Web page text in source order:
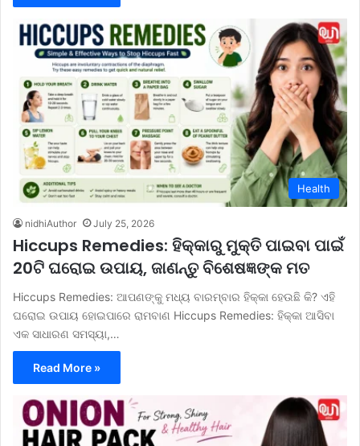
Health
nidhiAuthor July 25, 2026
Hiccups Remedies: ହିକ୍କାରୁ ମୁକ୍ତି ପାଇବା ପାଇଁ
20ଟି ଘରୋଇ ଉପାୟ, ଜାଣନ୍ତୁ ବିଶେଷଜ୍ଞଙ୍କ ମତ
Hiccups Remedies: ଆପଣଙ୍କୁ ମଧ୍ୟ ବାରମ୍ବାର ହିକ୍କା ହେଉଛି କି? ଏହି
ଘରୋଇ ଉପାୟ ହୋଇପାରେ ରାମବାଣ Hiccups Remedies: ହିକ୍କା ଆସିବା
ଏକ ସାଧାରଣ ସମସ୍ୟା,…
Read More »